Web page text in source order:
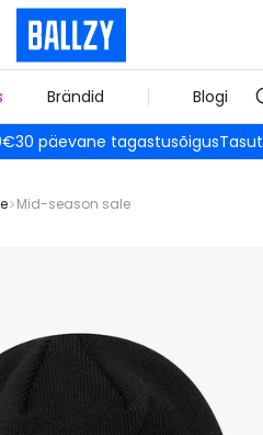
Brändid Blogi
30 päevane tagastusõigus
Mid-season sale